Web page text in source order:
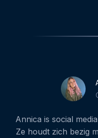
Annica is social
Ze houdt zich bezig